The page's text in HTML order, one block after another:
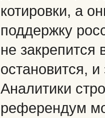
котировки, а
поддержку
не
остановится,
Аналитики
референдум